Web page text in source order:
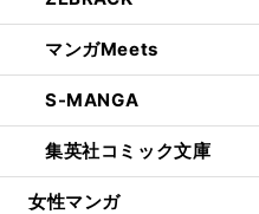
マンガMeets
S-MANGA
集英社コミック文庫
女性マンガ